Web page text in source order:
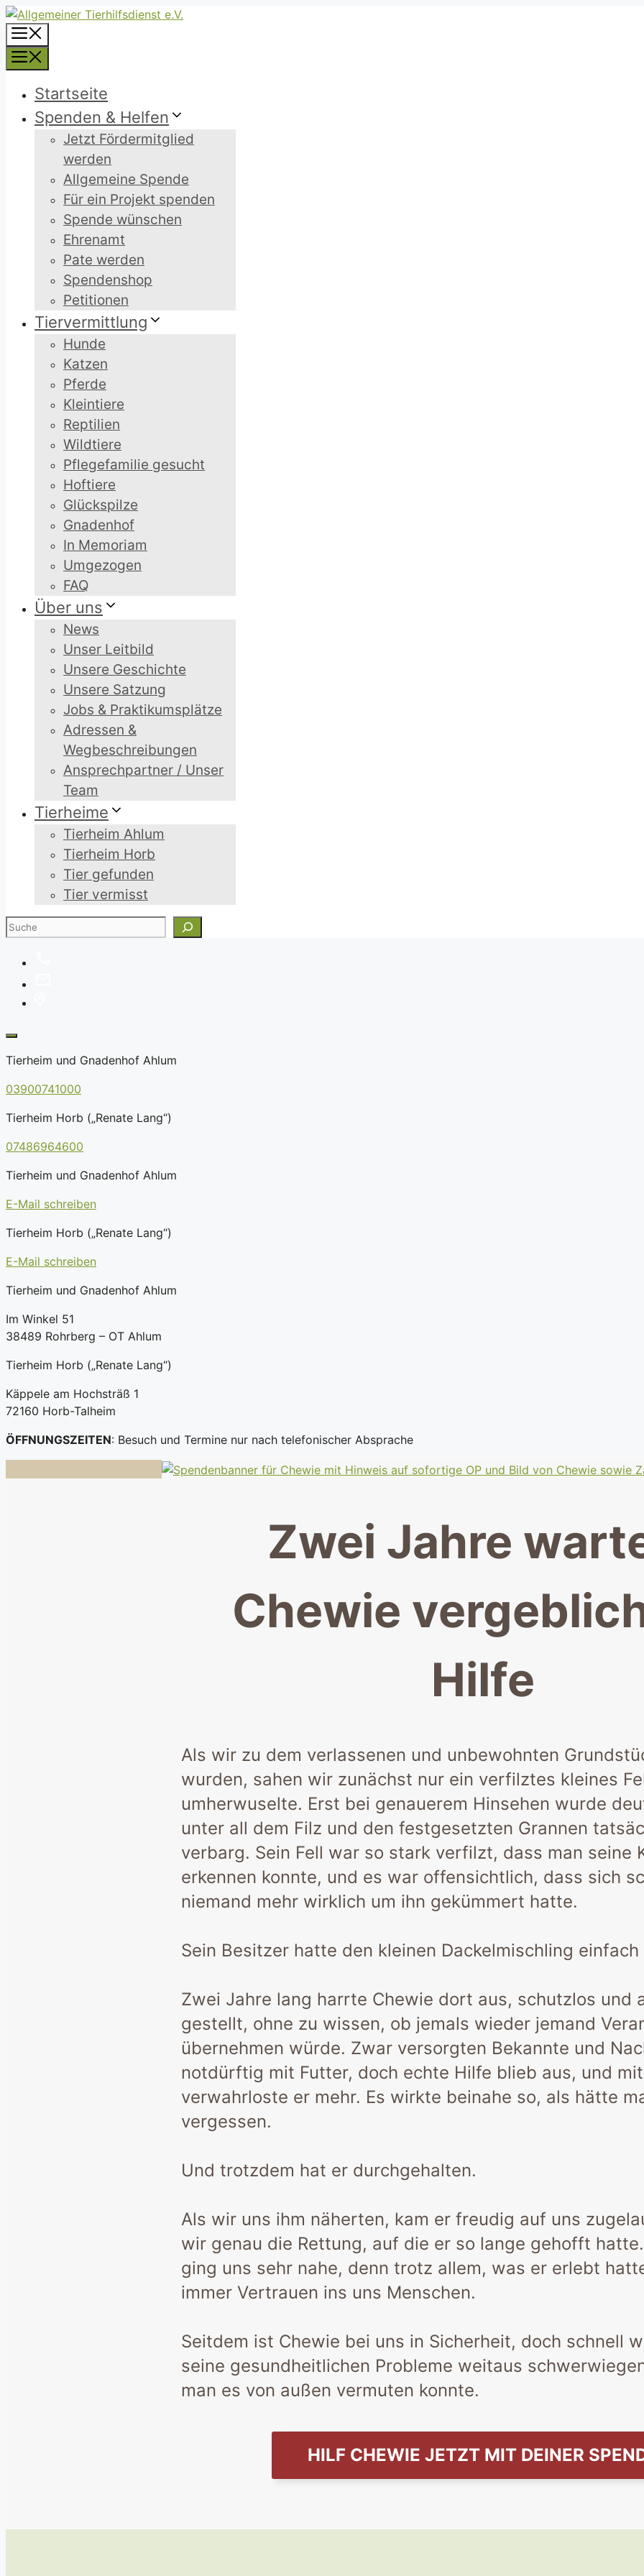
Zum
Inhalt
springen
Startseite
Spenden & Helfen
Jetzt Fördermitglied
werden
Allgemeine Spende
Für ein Projekt spenden
Spende wünschen
Ehrenamt
Pate werden
Spendenshop
Petitionen
Tiervermittlung
Hunde
Katzen
Pferde
Kleintiere
Reptilien
Wildtiere
Pflegefamilie gesucht
Hoftiere
Glückspilze
Gnadenhof
In Memoriam
Umgezogen
FAQ
Über uns
News
Unser Leitbild
Unsere Geschichte
Unsere Satzung
Jobs & Praktikumsplätze
Adressen &
Wegbeschreibungen
Ansprechpartner / Unser
Team
Tierheime
Tierheim Ahlum
Tierheim Horb
Tier gefunden
Tier vermisst
Suchen
Tierheim und Gnadenhof Ahlum
03900741000
Tierheim Horb („Renate Lang“)
07486964600
Tierheim und Gnadenhof Ahlum
E-Mail schreiben
Tierheim Horb („Renate Lang“)
E-Mail schreiben
Tierheim und Gnadenhof Ahlum
Im Winkel 51
38489 Rohrberg – OT Ahlum
Tierheim Horb („Renate Lang“)
Käppele am Hochsträß 1
72160 Horb-Talheim
ÖFFNUNGSZEITEN: Besuch und Termine nur nach telefonischer Absprache
Zwei Jahre
Chewie
Hilfe
Als wir zu dem verlassenen und unbewohnten
wurden, sahen wir zunächst nur ein verfilztes kleines
umherwuselte. Erst bei genauerem Hinsehen wurde
unter all dem Filz und den festgesetzten Grannen
verbarg. Sein Fell war so stark verfilzt, dass man seine
erkennen konnte, und es war offensichtlich, dass sich
niemand mehr wirklich um ihn gekümmert hatte.
Sein Besitzer hatte den kleinen Dackelmischling
Zwei Jahre lang harrte Chewie dort aus, schutzlos und
gestellt, ohne zu wissen, ob jemals wieder jemand
übernehmen würde. Zwar versorgten Bekannte und
notdürftig mit Futter, doch echte Hilfe blieb aus, und
verwahrloste er mehr. Es wirkte beinahe so, als hätte
vergessen.
Und trotzdem hat er durchgehalten.
Als wir uns ihm näherten, kam er freudig auf uns
wir genau die Rettung, auf die er so lange gehofft
ging uns sehr nahe, denn trotz allem, was er erlebt
immer Vertrauen ins uns Menschen.
Seitdem ist Chewie bei uns in Sicherheit, doch schnell
seine gesundheitlichen Probleme weitaus
man es von außen vermuten konnte.
HILF CHEWIE JETZT MIT DEINER